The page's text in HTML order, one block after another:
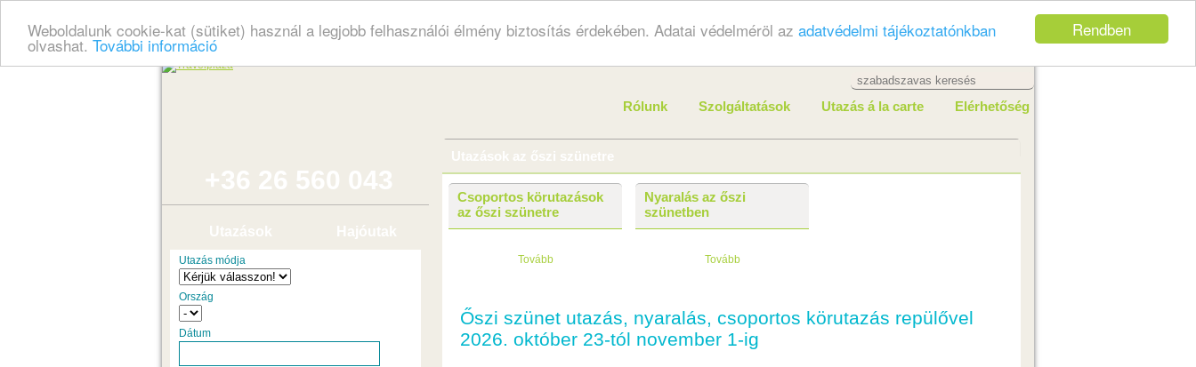
Rendben
Weboldalunk cookie-kat (sütiket) használ a legjobb felhasználói élmény biztosítás érdekében. Adatai védelméröl az adatvédelmi tájékoztatónkban
olvashat. További információ
Rólunk Szolgáltatások Utazás á la carte Elérhetőség
+36 26 560 043
Utazások Hajóutak
Utazás módja
Ország
Dátum
Utazások az őszi szünetre
Csoportos körutazások
az őszi szünetre
Tovább
Nyaralás az őszi
szünetben
Tovább
Őszi szünet utazás, nyaralás, csoportos körutazás repülővel
2026. október 23-tól november 1-ig